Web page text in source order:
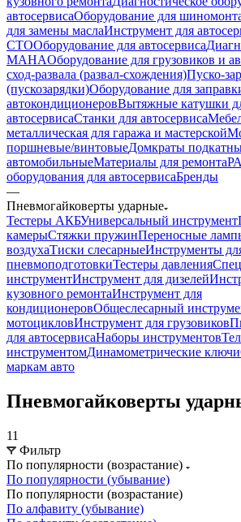
автосервисаОборудование для
для замены маслаИнструмент для
СТООборудование для автосервиса
MAHAОборудование для грузовиков и
сход-развала (развал-схождения)Пуско-
(пускозарядки)Оборудование для
автокондиционеровВытяжные катушки
автосервисаСтанки для автосервиса
металлическая для гаража и мастерской
поршневые/винтовыеДомкраты
автомобильныеМатериалы для ремонта
оборудования для автосервисаБренды
—
Пневмогайковерты ударные
Тестеры АКБУниверсальный инструмент
камерыСтяжки пружинПереносные
воздухаТиски слесарныеИнструменты
пневмоподготовкиТестеры давления
инструментИнструмент для дизелей
кузовного ремонтаИнструмент для
кондиционеровОбщеслесарный
мотоцикловИнструмент для грузовиков
для автосервисаНаборы инструментов
инструментомДинамометрические ключи
маркам авто
Пневмогайковерты
11
Фильтр
По популярности (возрастание)
По популярности (убывание)
По популярности (возрастание)
По алфавиту (убывание)